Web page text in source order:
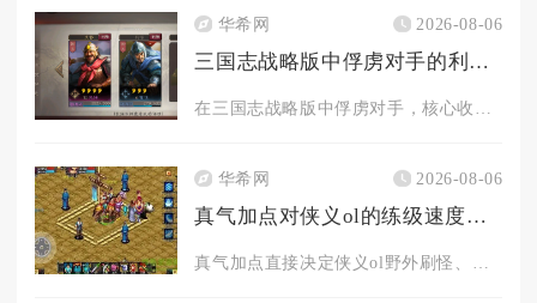
华希网 2026-08-06
三国志战略版中俘虏对手的利益是什么
华希网 2026-08-06
真气加点对侠义ol的练级速度有何影响